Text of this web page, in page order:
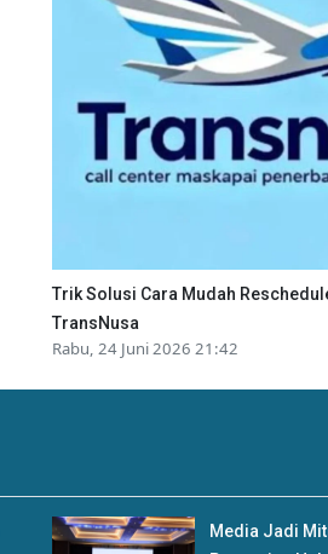
Trik Solusi Cara Mudah
TransNusa
Rabu, 24 Juni 2026 21:42
Media Jadi